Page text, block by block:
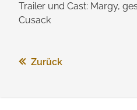
Trailer und Cast: Margy,
Cusack
Zurück